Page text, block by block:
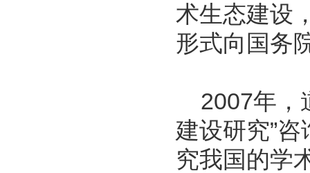
术生态建设
形式向国务
2007年，
建设研究”
究我国的学